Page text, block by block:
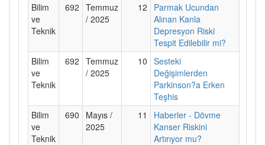
Bilim
ve
Teknik
692 Temmuz
/ 2025
12
Parmak Ucundan
Alınan Kanla
Depresyon Riski
Tespit Edilebilir mi?
Bilim
ve
Teknik
692 Temmuz
/ 2025
10 Sesteki
Değişimlerden
Parkinson?a Erken
Teşhis
Bilim
ve
Teknik
690
Mayıs /
2025
11
Haberler - Dövme
Kanser Riskini
Artırıyor mu?